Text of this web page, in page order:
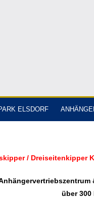
ELSDORF
/ Dreiseitenkipper
über 300